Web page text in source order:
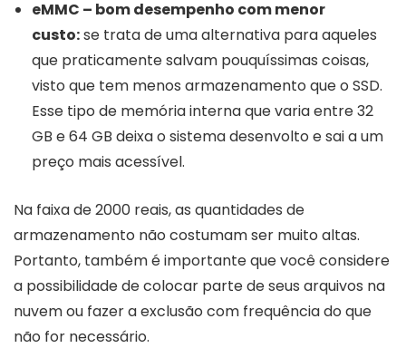
eMMC – bom desempenho com menor
custo:se trata de uma alternativa para aqueles
que praticamente salvam pouquíssimas coisas,
visto que tem menos armazenamento que o SSD.
Esse tipo de memória interna que varia entre 32
GB e 64 GB deixa o sistema desenvolto e sai a um
preço mais acessível.
Na faixa de 2000 reais, as quantidades de
armazenamento não costumam ser muito altas.
Portanto, também é importante que você considere
a possibilidade de colocar parte de seus arquivos na
nuvem ou fazer a exclusão com frequência do que
não for necessário.